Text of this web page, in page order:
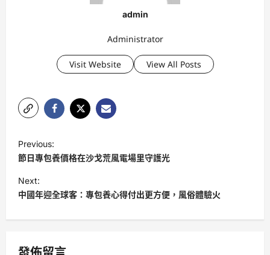
admin
Administrator
Visit Website View All Posts
o
s
t
v
Previous:
節日專包養價格在沙戈荒風電場里守護光
Next:
中國年迎全球客：專包養心得付出更方便，風俗體驗火